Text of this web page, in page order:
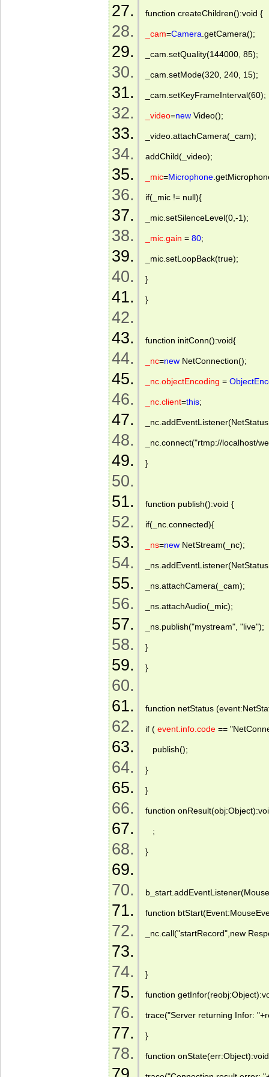
function createChildren():void {
_cam=Camera .getCamera();
_cam.setQuality(144000, 85);
_cam.setMode(320, 240, 15);
_cam.setKeyFrameInterval(60);
_video=new Video();
_video.attachCamera(_cam);
addChild(_video);
_mic=Microphone
if(_mic != null){
_mic.setSilenceLevel(0,-1);
_mic.gain = 80;
_mic.setLoopBack(true);
}
}
function initConn():void{
_nc=new NetConnection();
_nc.objectEncoding =
_nc.client=this;
_nc.connect("rtmp://localhost/
}
function publish():void {
if(_nc.connected){
_ns=new NetStream(_nc);
_ns.attachCamera(_cam);
_ns.attachAudio(_mic);
_ns.publish("mystream", "live");
}
}
function netStatus
if ( event.info.code ==
publish();
}
}
function
;
}
function
_nc.call("startRecord",new
}
function
trace("Server returning Infor:
}
function